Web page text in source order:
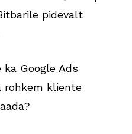
pidevalt
Google Ads
rohkem kliente